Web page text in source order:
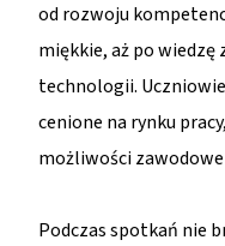
od rozwoju
miękkie, aż po wiedzę
technologii.
cenione na rynku
możliwości zawodowe
Podczas spotkań nie